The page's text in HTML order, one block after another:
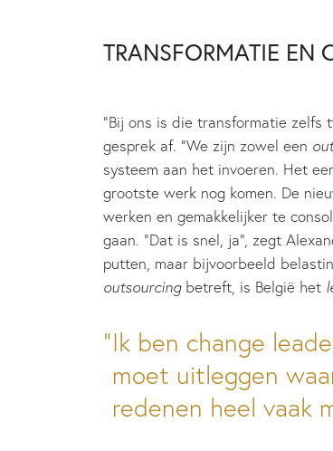
TRANSFORMATIE
“Bij ons is die transformatie zelfs
gesprek af. “We zijn zowel een
systeem aan het invoeren. Het
grootste werk nog komen. De
werken en gemakkelijker te
gaan. “Dat is snel, ja”, zegt
putten, maar bijvoorbeeld
outsourcingbetreft, is België het
Ik ben change
moet uitleggen
redenen heel vaak